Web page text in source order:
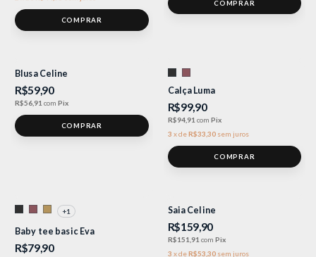
COMPRAR
Blusa Celine
R$59,90
R$56,91 com Pix
Calça Luma
R$99,90
R$94,91 com Pix
3 xdeR$33,30 sem juros
COMPRAR
+1
Baby tee basic Eva
R$79,90
Saia Celine
R$159,90
R$151,91 com Pix
3 xdeR$53,30 sem juros